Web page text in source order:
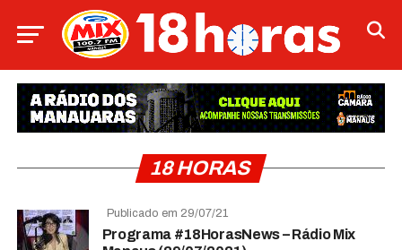
18 HORAS
Publicado em 29/07/21
Programa #18HorasNews – Rádio Mix